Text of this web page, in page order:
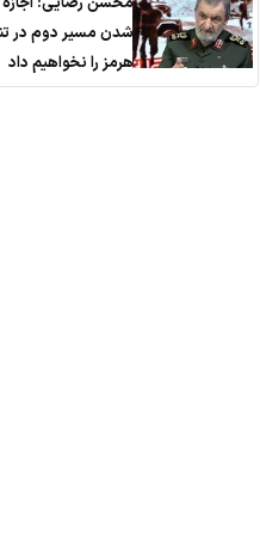
شدن مسیر دوم در
هرمز را نخواهیم داد